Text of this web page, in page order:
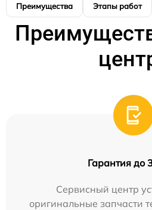
Преимущества Этапы работ
Гарантия до
Сервисный центр
оригинальные запчасти